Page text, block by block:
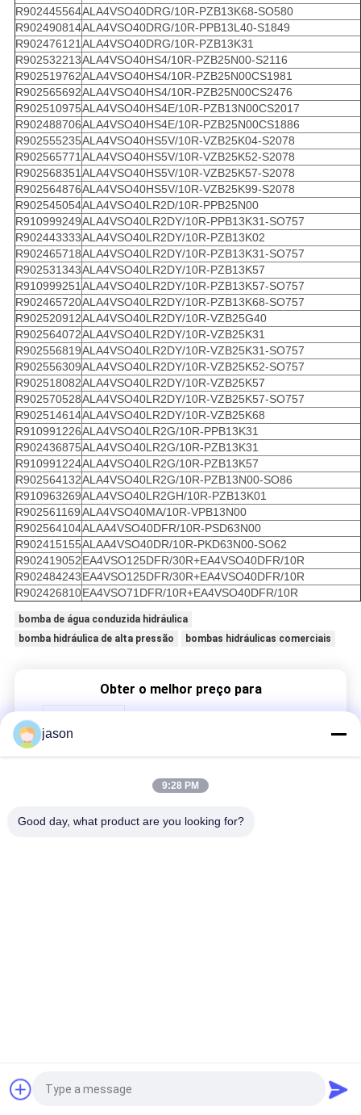
R902445564ALA4VSO40DRG/10R-PZB13K68-SO580
R902490814ALA4VSO40DRG/10R-PPB13L40-S1849
R902476121 ALA4VSO40DRG/10R-PZB13K31
R902532213ALA4VSO40HS4/10R-PZB25N00-S2116
R902519762ALA4VSO40HS4/10R-PZB25N00CS1981
R902565692ALA4VSO40HS4/10R-PZB25N00CS2476
R902510975ALA4VSO40HS4E/10R-PZB13N00CS2017
R902488706ALA4VSO40HS4E/10R-PZB25N00CS1886
R902555235ALA4VSO40HS5V/10R-VZB25K04-S2078
R902565771 ALA4VSO40HS5V/10R-VZB25K52-S2078
R902568351 ALA4VSO40HS5V/10R-VZB25K57-S2078
R902564876ALA4VSO40HS5V/10R-VZB25K99-S2078
R902545054ALA4VSO40LR2D/10R-PPB25N00
R910999249ALA4VSO40LR2DY/10R-PPB13K31-SO757
R902443333ALA4VSO40LR2DY/10R-PZB13K02
R902465718ALA4VSO40LR2DY/10R-PZB13K31-SO757
R902531343ALA4VSO40LR2DY/10R-PZB13K57
R910999251 ALA4VSO40LR2DY/10R-PZB13K57-SO757
R902465720ALA4VSO40LR2DY/10R-PZB13K68-SO757
R902520912ALA4VSO40LR2DY/10R-VZB25G40
R902564072ALA4VSO40LR2DY/10R-VZB25K31
R902556819ALA4VSO40LR2DY/10R-VZB25K31-SO757
R902556309ALA4VSO40LR2DY/10R-VZB25K52-SO757
R902518082ALA4VSO40LR2DY/10R-VZB25K57
R902570528ALA4VSO40LR2DY/10R-VZB25K57-SO757
R902514614ALA4VSO40LR2DY/10R-VZB25K68
R910991226ALA4VSO40LR2G/10R-PPB13K31
R902436875ALA4VSO40LR2G/10R-PZB13K31
R910991224ALA4VSO40LR2G/10R-PZB13K57
R902564132ALA4VSO40LR2G/10R-PZB13N00-SO86
R910963269ALA4VSO40LR2GH/10R-PZB13K01
R902561169ALA4VSO40MA/10R-VPB13N00
R902564104ALAA4VSO40DFR/10R-PSD63N00
R902415155ALAA4VSO40DR/10R-PKD63N00-SO62
R902419052EA4VSO125DFR/30R+EA4VSO40DFR/10R
R902484243EA4VSO125DFR/30R+EA4VSO40DFR/10R
R902426810EA4VSO71DFR/10R+EA4VSO40DFR/10R
bomba de água conduzida hidráulica
bomba hidráulica de alta pressão
bombas hidráulicas comerciais
Obter o melhor preço para
Rexroth Indsutrial, disponível
conservado em estoque
Pedir um orçamento
jason
9:28 PM
Good day, what product are you looking for?